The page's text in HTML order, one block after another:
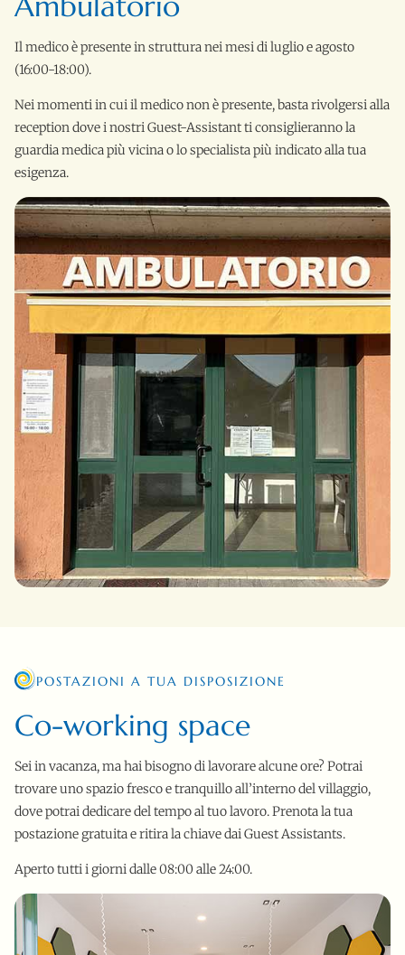
Il medico è presente in struttura nei mesi di luglio e agosto
(16:00-18:00).
Nei momenti in cui il medico non è presente, basta rivolgersi alla
reception dove i nostri Guest-Assistant ti consiglieranno la
guardia medica più vicina o lo specialista più indicato alla tua
esigenza.
Co-working space
POSTAZIONI A TUA DISPOSIZIONE
Sei in vacanza, ma hai bisogno di lavorare alcune ore? Potrai
trovare uno spazio fresco e tranquillo all’interno del villaggio,
dove potrai dedicare del tempo al tuo lavoro. Prenota la tua
postazione gratuita e ritira la chiave dai Guest Assistants.
Aperto tutti i giorni dalle 08:00 alle 24:00.